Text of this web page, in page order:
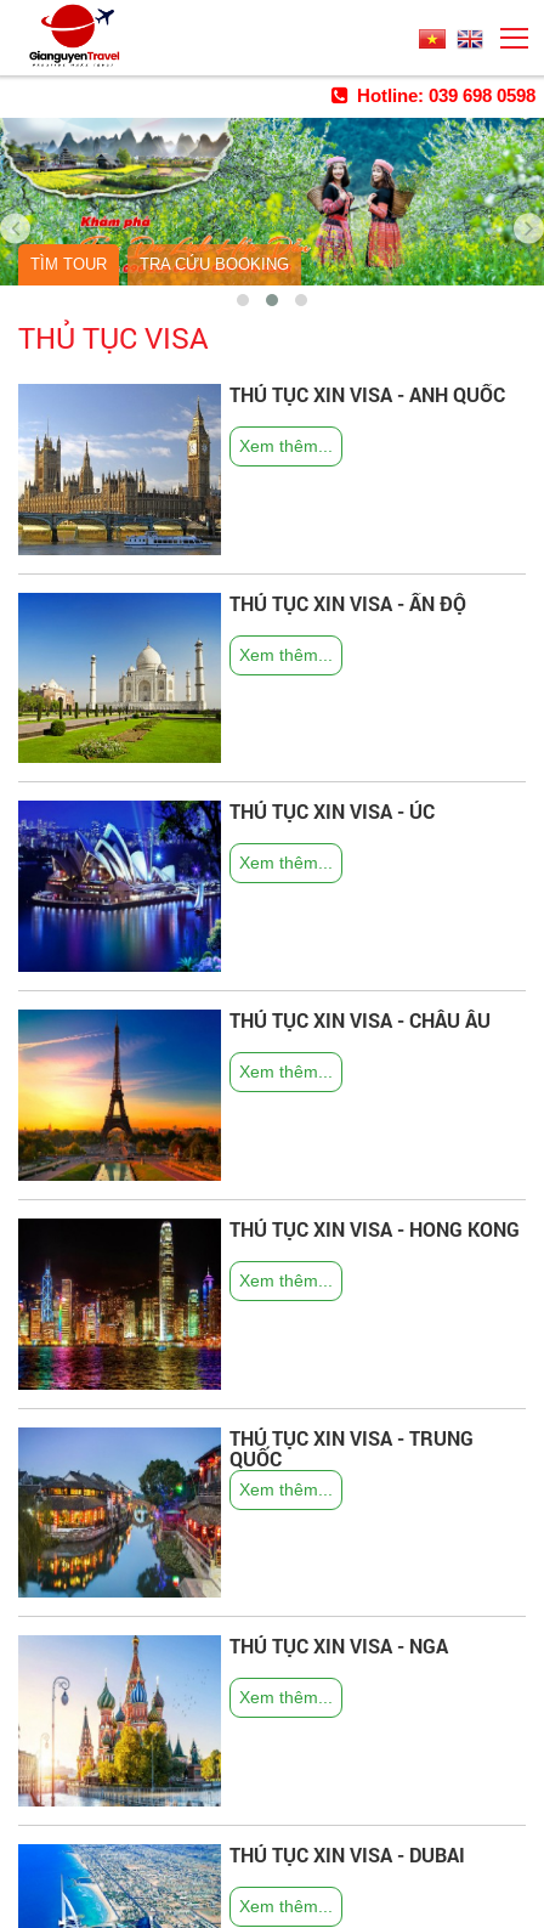
Hotline: 039 698 0598
TÌM TOUR TRA CỨU BOOKING
THỦ TỤC VISA
THỦ TỤC XIN VISA - ANH QUỐC
Xem thêm...
THỦ TỤC XIN VISA - ẤN ĐỘ
Xem thêm...
THỦ TỤC XIN VISA - ÚC
Xem thêm...
THỦ TỤC XIN VISA - CHÂU ÂU
Xem thêm...
THỦ TỤC XIN VISA - HONG KONG
Xem thêm...
THỦ TỤC XIN VISA - TRUNG
QUỐC
Xem thêm...
THỦ TỤC XIN VISA - NGA
Xem thêm...
THỦ TỤC XIN VISA - DUBAI
Xem thêm...